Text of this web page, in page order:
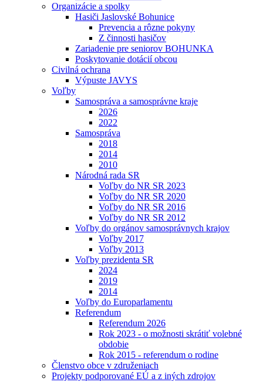
Organizácie a spolky
Hasiči Jaslovské Bohunice
Prevencia a rôzne pokyny
Z činnosti hasičov
Zariadenie pre seniorov BOHUNKA
Poskytovanie dotácií obcou
Civilná ochrana
Výpuste JAVYS
Voľby
Samospráva a samosprávne kraje
2026
2022
Samospráva
2018
2014
2010
Národná rada SR
Voľby do NR SR 2023
Voľby do NR SR 2020
Voľby do NR SR 2016
Voľby do NR SR 2012
Voľby do orgánov samosprávnych krajov
Voľby 2017
Voľby 2013
Voľby prezidenta SR
2024
2019
2014
Voľby do Europarlamentu
Referendum
Referendum 2026
Rok 2023 - o možnosti skrátiť volebné
obdobie
Rok 2015 - referendum o rodine
Členstvo obce v združeniach
Projekty podporované EÚ a z iných zdrojov